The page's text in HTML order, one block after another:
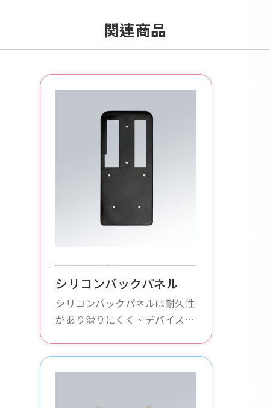
関連商品
シリコンバックパネル
シリコンバックパネルは耐久性
があり滑りにくく、デバイスの
用意されています。